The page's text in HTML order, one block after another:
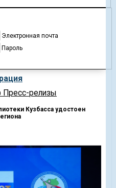
Электронная почта
Пароль
Пресс-релизы
Кузбасса удостоен